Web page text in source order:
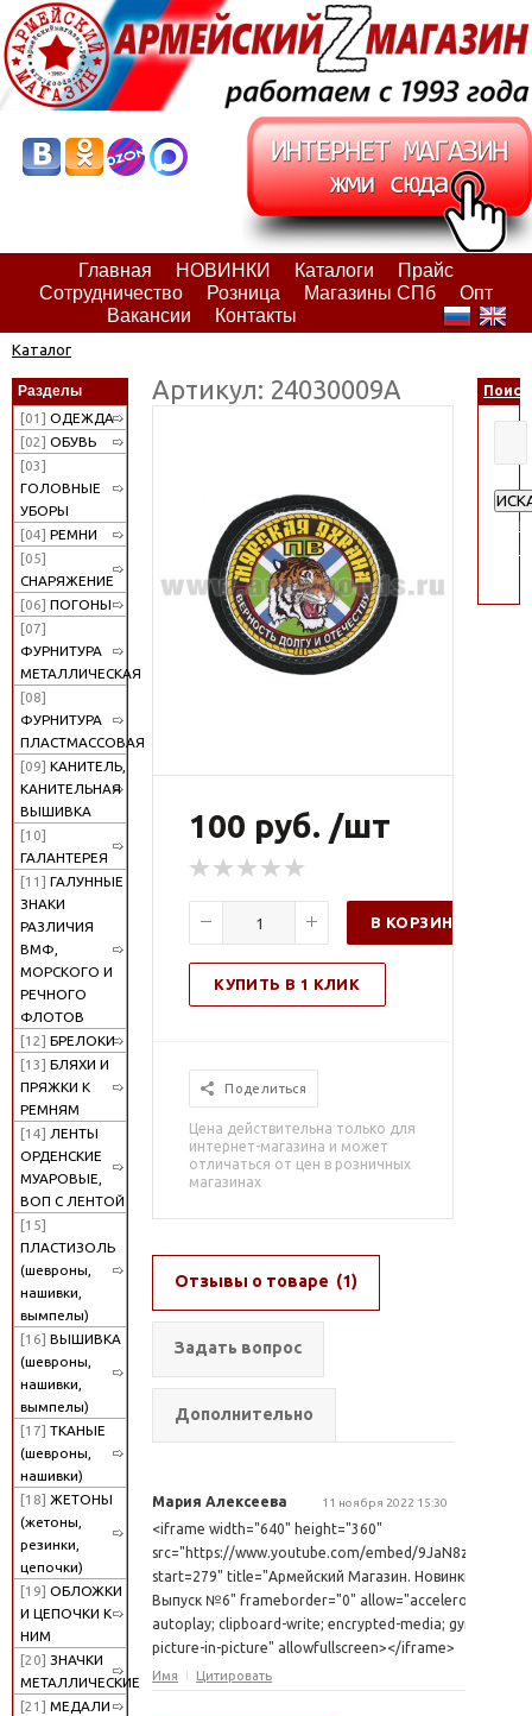
Главная НОВИНКИ Каталоги
Прайс
Сотрудничество
Розница Магазины СПб
Опт
Вакансии
Контакты
Каталог
Разделы
[01] ОДЕЖДА
[02] ОБУВЬ
[03]
ГОЛОВНЫЕ
УБОРЫ
[04] РЕМНИ
[05]
СНАРЯЖЕНИЕ
[06] ПОГОНЫ
[07]
ФУРНИТУРА
МЕТАЛЛИЧЕСКАЯ
[08]
ФУРНИТУРА
ПЛАСТМАССОВАЯ
[09] КАНИТЕЛЬ,
КАНИТЕЛЬНАЯ
ВЫШИВКА
[10]
ГАЛАНТЕРЕЯ
[11] ГАЛУННЫЕ
ЗНАКИ
РАЗЛИЧИЯ
ВМФ,
МОРСКОГО И
РЕЧНОГО
ФЛОТОВ
[12] БРЕЛОКИ
[13] БЛЯХИ И
ПРЯЖКИ К
РЕМНЯМ
[14] ЛЕНТЫ
ОРДЕНСКИЕ
МУАРОВЫЕ,
ВОП С ЛЕНТОЙ
[15]
ПЛАСТИЗОЛЬ
(шевроны,
нашивки,
вымпелы)
[16] ВЫШИВКА
(шевроны,
нашивки,
вымпелы)
[17] ТКАНЫЕ
(шевроны,
нашивки)
[18] ЖЕТОНЫ
(жетоны,
резинки,
цепочки)
[19] ОБЛОЖКИ
И ЦЕПОЧКИ К
НИМ
[20] ЗНАЧКИ
МЕТАЛЛИЧЕСКИЕ
[21] МЕДАЛИ
Артикул: 24030009А
100 руб. /шт
В КОРЗИНУ
КУПИТЬ В 1 КЛИК
Поделиться
Цена действительна только для
интернет-магазина и может
отличаться от цен в розничных
магазинах
Отзывы о товаре (1)
Задать вопрос
Дополнительно
Мария Алексеева 11 ноября 2022 15:30
<iframe width="640" height="360"
src="https://www.youtube.com/embed/9JaN8zmLM6U?
start=279" title="Армейский Магазин. Новинки.
Выпуск №6" frameborder="0" allow="accelerometer;
autoplay; clipboard-write; encrypted-media; gyroscope;
picture-in-picture" allowfullscreen></iframe>
Имя Цитировать
Поиск